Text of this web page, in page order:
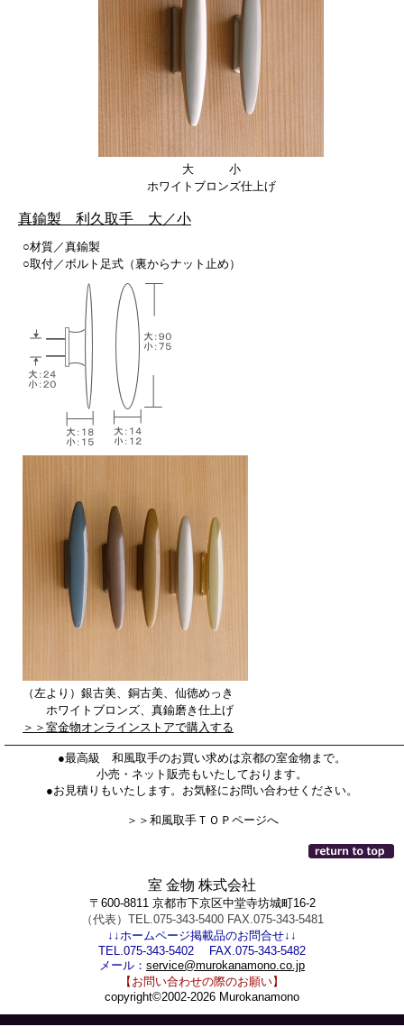
大 小
ホワイトブロンズ仕上げ
真鍮製 利久取手 大／小
○材質／真鍮製
○取付／ボルト足式（裏からナット止め）
（左より）銀古美、銅古美、仙徳めっき
ホワイトブロンズ、真鍮磨き仕上げ
＞＞室金物オンラインストアで購入する
●最高級 和風取手のお買い求めは京都の室金物まで。
小売・ネット販売もいたしております。
●お見積りもいたします。お気軽にお問い合わせください。
＞＞和風取手ＴＯＰページへ
室 金物 株式会社
〒600-8811 京都市下京区中堂寺坊城町16-2
（代表）TEL.075-343-5400 FAX.075-343-5481
↓↓ホームページ掲載品のお問合せ↓↓
TEL.075-343-5402 FAX.075-343-5482
メール： service@murokanamono.co.jp
【お問い合わせの際のお願い】
copyright©2002-2026 Murokanamono